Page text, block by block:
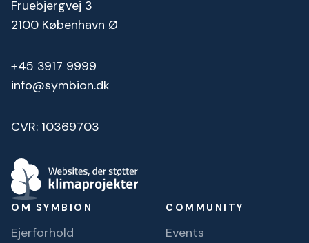
Fruebjergvej 3
2100 København Ø
+45 3917 9999
info@symbion.dk
CVR: 10369703
OM SYMBION
Ejerforhold
COMMUNITY
Events